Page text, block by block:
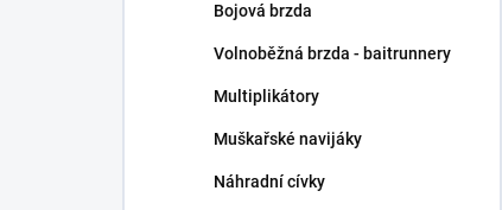
Bojová brzda
Volnoběžná brzda - baitrunnery
Multiplikátory
Muškařské navijáky
Náhradní cívky